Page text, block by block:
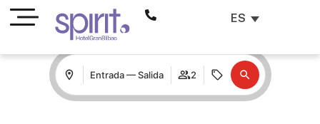
ES
Entrada — Salida 2